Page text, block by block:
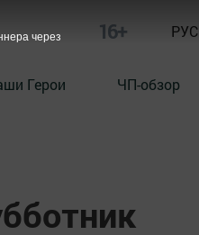
16+ РУС
Герои ЧП-обзор
через